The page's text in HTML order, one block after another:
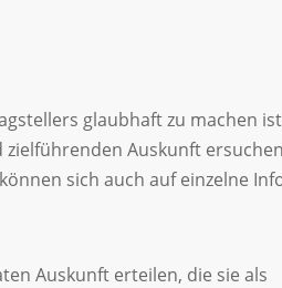
glaubhaft zu machen
Auskunft
sich auch auf einzelne
Auskunft erteilen, die sie als